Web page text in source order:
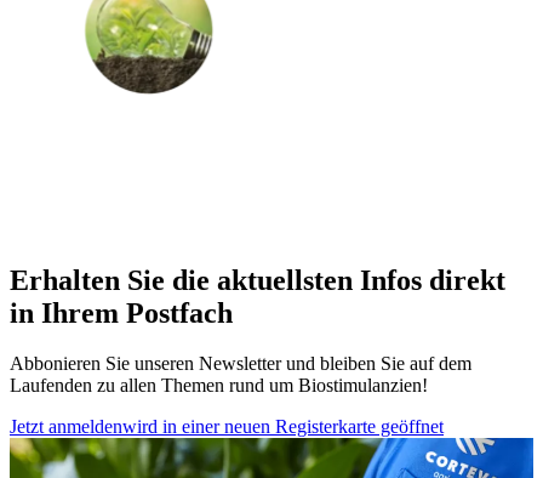
Erhalten Sie die aktuellsten Infos direkt
in Ihrem Postfach
Abbonieren Sie unseren Newsletter und bleiben Sie auf dem
Laufenden zu allen Themen rund um Biostimulanzien!
Jetzt anmeldenwird in einer neuen Registerkarte geöffnet